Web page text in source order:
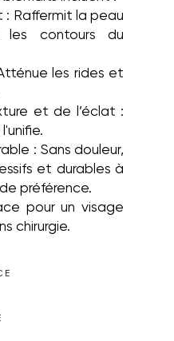
Raffermit la peau
les contours du
les rides et
et de l’éclat :
: Sans douleur,
et durables à
préférence.
pour un visage
chirurgie.